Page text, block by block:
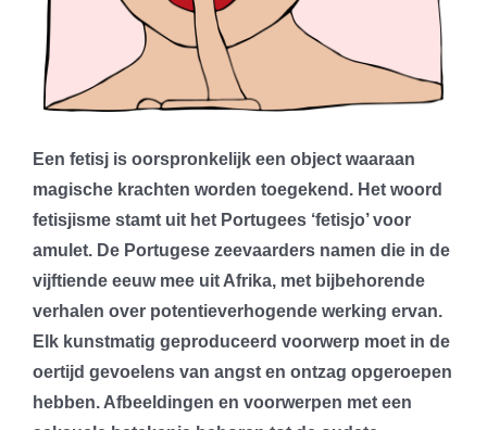
Een fetisj is oorspronkelijk een object waaraan
magische krachten worden toegekend. Het woord
fetisjisme stamt uit het Portugees ‘fetisjo’ voor
amulet. De Portugese zeevaarders namen die in de
vijftiende eeuw mee uit Afrika, met bijbehorende
verhalen over potentieverhogende werking ervan.
Elk kunstmatig geproduceerd voorwerp moet in de
oertijd gevoelens van angst en ontzag opgeroepen
hebben. Afbeeldingen en voorwerpen met een